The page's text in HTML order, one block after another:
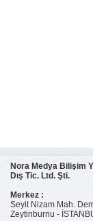
Nora Medya Bilişim
Dış Tic. Ltd. Şti.
Merkez :
Seyit Nizam Mah.
Zeytinburnu -